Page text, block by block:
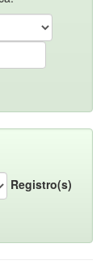
Registro(s)